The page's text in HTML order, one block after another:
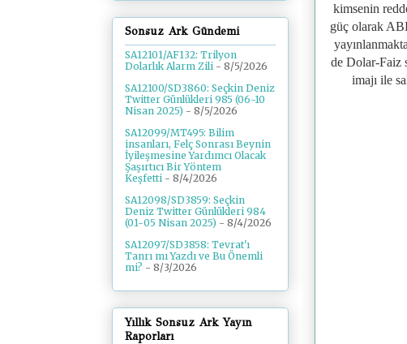
kimsenin
güç olarak
de Dolar-Faiz
imajı ile
Sonsuz Ark Gündemi
SA12101/AF132: Trilyon
Dolarlık Alarm Zili - 8/5/2026
SA12100/SD3860: Seçkin Deniz
Twitter Günlükleri 985 (06-10
Nisan 2025) - 8/5/2026
SA12099/MT495: Bilim
insanları, Felç Sonrası Beynin
İyileşmesine Yardımcı Olacak
Şaşırtıcı Bir Yöntem
Keşfetti - 8/4/2026
SA12098/SD3859: Seçkin
Deniz Twitter Günlükleri 984
(01-05 Nisan 2025) - 8/4/2026
SA12097/SD3858: Tevrat'ı
Tanrı mı Yazdı ve Bu Önemli
mi? - 8/3/2026
Yıllık Sonsuz Ark Yayın
Raporları